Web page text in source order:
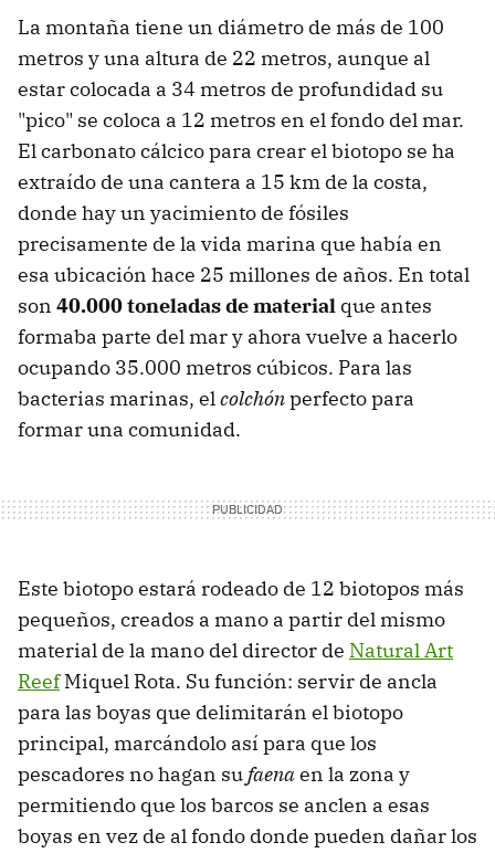
La montaña tiene un diámetro de más de 100
metros y una altura de 22 metros, aunque al
estar colocada a 34 metros de profundidad su
"pico" se coloca a 12 metros en el fondo del mar.
El carbonato cálcico para crear el biotopo se ha
extraído de una cantera a 15 km de la costa,
donde hay un yacimiento de fósiles
precisamente de la vida marina que había en
esa ubicación hace 25 millones de años. En total
son 40.000 toneladas de material que antes
formaba parte del mar y ahora vuelve a hacerlo
ocupando 35.000 metros cúbicos. Para las
bacterias marinas, elcolchónperfecto para
formar una comunidad.
Este biotopo estará rodeado de 12 biotopos más
pequeños, creados a mano a partir del mismo
material de la mano del director de Natural Art
ReefMiquel Rota. Su función: servir de ancla
para las boyas que delimitarán el biotopo
principal, marcándolo así para que los
pescadores no hagan sufaenaen la zona y
permitiendo que los barcos se anclen a esas
boyas en vez de al fondo donde pueden dañar los